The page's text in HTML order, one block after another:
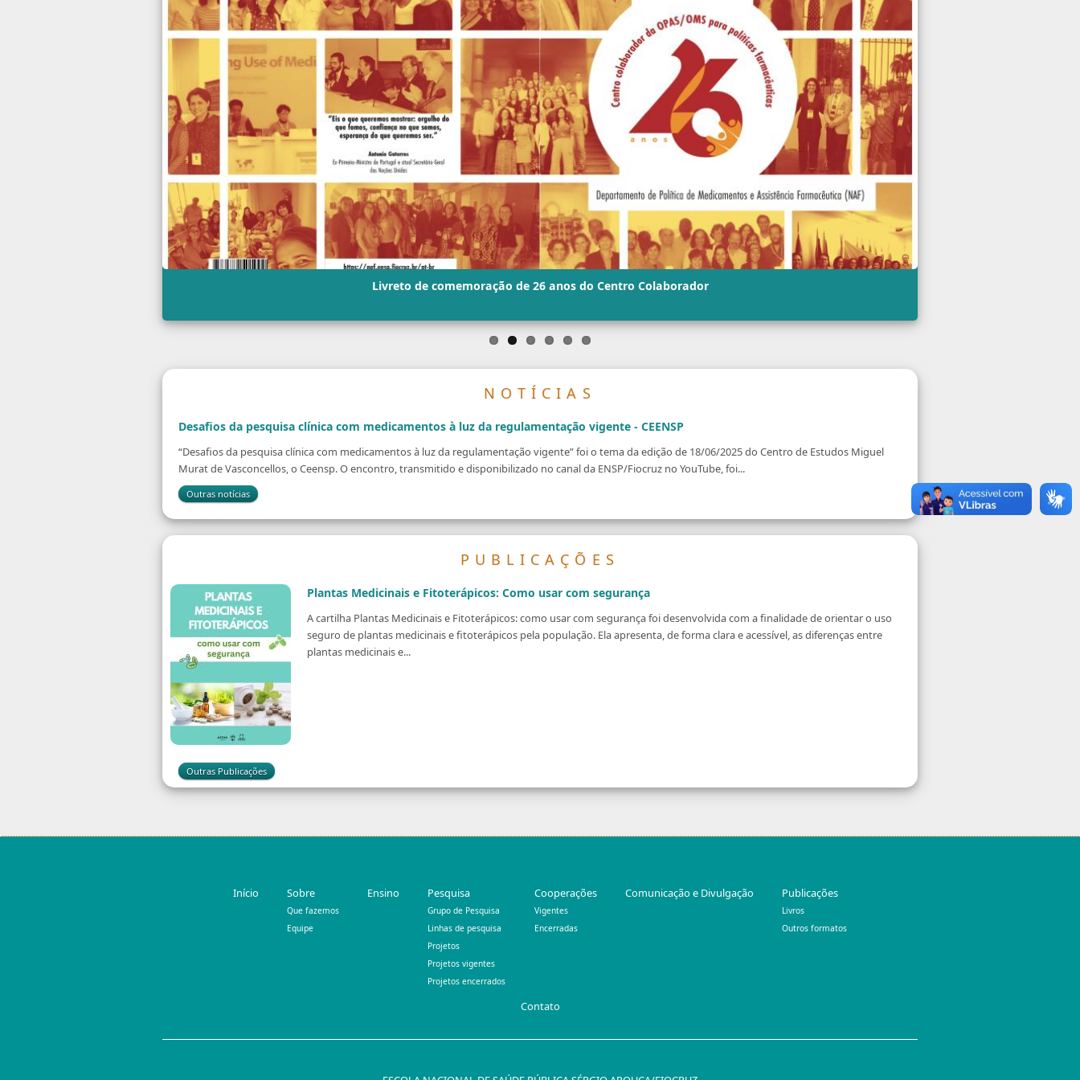
Livreto de comemoração de 26 anos do Centro Colaborador
NOTÍCIAS
Desafios da pesquisa clínica com medicamentos à luz da regulamentação vigente - CEENSP
“Desafios da pesquisa clínica com medicamentos à luz da regulamentação vigente” foi o tema da edição de 18/06/2025 do Centro de Estudos Miguel
Murat de Vasconcellos, o Ceensp. O encontro, transmitido e disponibilizado no canal da ENSP/Fiocruz no YouTube, foi...
Outras notícias
PUBLICAÇÕES
Plantas Medicinais e Fitoterápicos: Como usar com segurança
A cartilha Plantas Medicinais e Fitoterápicos: como usar com segurança foi desenvolvida com a finalidade de orientar o uso
seguro de plantas medicinais e fitoterápicos pela população. Ela apresenta, de forma clara e acessível, as diferenças entre
plantas medicinais e...
Outras Publicações
Início Sobre
Que fazemos
Equipe
Ensino Pesquisa
Grupo de Pesquisa
Linhas de pesquisa
Projetos
Projetos vigentes
Projetos encerrados
Cooperações
Vigentes
Encerradas
Comunicação e Divulgação Publicações
Livros
Outros formatos
Contato